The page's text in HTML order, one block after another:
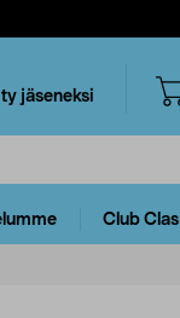
jäseneksi
Club Clas